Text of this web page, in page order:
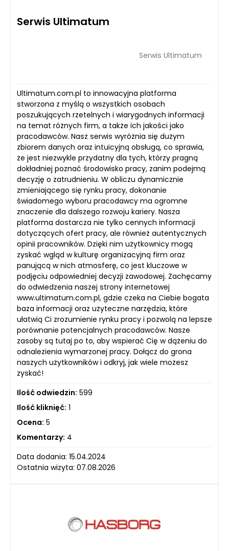
Serwis Ultimatum
Serwis Ultimatum
Ultimatum.com.pl to innowacyjna platforma
stworzona z myślą o wszystkich osobach
poszukujących rzetelnych i wiarygodnych informacji
na temat różnych firm, a także ich jakości jako
pracodawców. Nasz serwis wyróżnia się dużym
zbiorem danych oraz intuicyjną obsługą, co sprawia,
że jest niezwykle przydatny dla tych, którzy pragną
dokładniej poznać środowisko pracy, zanim podejmą
decyzję o zatrudnieniu. W obliczu dynamicznie
zmieniającego się rynku pracy, dokonanie
świadomego wyboru pracodawcy ma ogromne
znaczenie dla dalszego rozwoju kariery. Nasza
platforma dostarcza nie tylko cennych informacji
dotyczących ofert pracy, ale również autentycznych
opinii pracowników. Dzięki nim użytkownicy mogą
zyskać wgląd w kulturę organizacyjną firm oraz
panującą w nich atmosferę, co jest kluczowe w
podjęciu odpowiedniej decyzji zawodowej. Zachęcamy
do odwiedzenia naszej strony internetowej
www.ultimatum.com.pl, gdzie czeka na Ciebie bogata
baza informacji oraz użyteczne narzędzia, które
ułatwią Ci zrozumienie rynku pracy i pozwolą na lepsze
porównanie potencjalnych pracodawców. Nasze
zasoby są tutaj po to, aby wspierać Cię w dążeniu do
odnalezienia wymarzonej pracy. Dołącz do grona
naszych użytkowników i odkryj, jak wiele możesz
zyskać!
Ilość odwiedzin: 599
Ilość kliknięć: 1
Ocena: 5
Komentarzy: 4
Data dodania: 15.04.2024
Ostatnia wizyta: 07.08.2026